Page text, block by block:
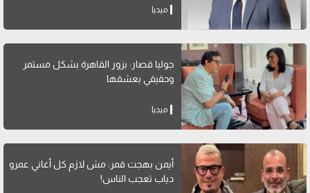
ميديا
جوليا قصار: بزور القاهرة بشكل مستمر
وحقيقي بعشقها
ميديا
أيمن بهجت قمر: مش لازم كل أغاني عمرو
دياب تعجب الناس!